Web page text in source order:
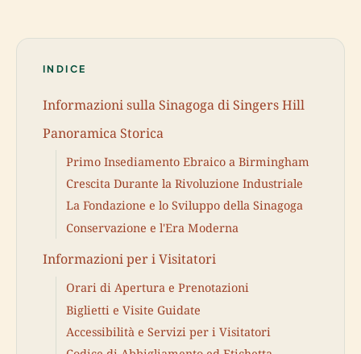
INDICE
Informazioni sulla Sinagoga di Singers Hill
Panoramica Storica
Primo Insediamento Ebraico a Birmingham
Crescita Durante la Rivoluzione Industriale
La Fondazione e lo Sviluppo della Sinagoga
Conservazione e l'Era Moderna
Informazioni per i Visitatori
Orari di Apertura e Prenotazioni
Biglietti e Visite Guidate
Accessibilità e Servizi per i Visitatori